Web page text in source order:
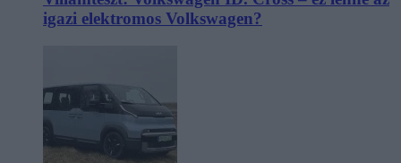
igazi elektromos Volkswagen?